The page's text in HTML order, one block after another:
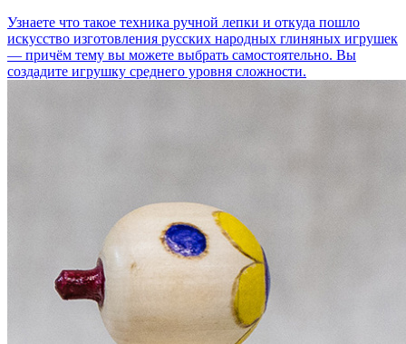
Узнаете что такое техника ручной лепки и откуда пошло
искусство изготовления русских народных глиняных игрушек
— причём тему вы можете выбрать самостоятельно. Вы
создадите игрушку среднего уровня сложности.